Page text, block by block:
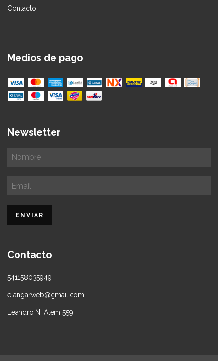
Contacto
Medios de pago
Newsletter
Contacto
541158035949
elangarweb@gmail.com
Leandro N. Alem 559